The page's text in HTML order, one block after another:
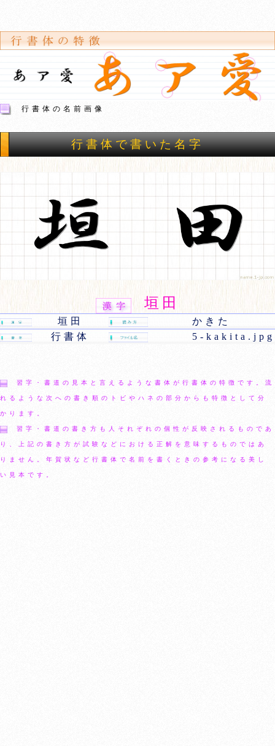
行書体の名前画像
行書体で書いた名字
垣田
垣田
かきた
行書体
5-kakita.jpg
習字・書道の見本と言えるような書体が行書体の特徴です。流
れるような次への書き順のトビやハネの部分からも特徴として分
かります。
習字・書道の書き方も人それぞれの個性が反映されるものであ
り、上記の書き方が試験などにおける正解を意味するものではあ
りません。年賀状など行書体で名前を書くときの参考になる美し
い見本です。